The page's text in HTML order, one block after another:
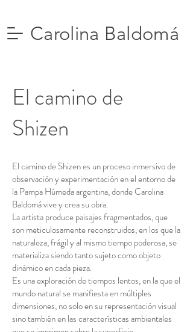
Carolina Baldomá
El camino de
Shizen
El camino de Shizen es un proceso inmersivo de
observación y experimentación en el entorno de
la Pampa Húmeda argentina, donde Carolina
Baldomá vive y crea su obra.
La artista produce paisajes fragmentados, que
son meticulosamente reconstruidos, en los que la
naturaleza, frágil y al mismo tiempo poderosa, se
materializa siendo tanto sujeto como objeto
dinámico en cada pieza.
Es una exploración de tiempos lentos, en la que el
mundo natural se manifiesta en múltiples
dimensiones, no solo en su representación visual
sino también en las características ambientales